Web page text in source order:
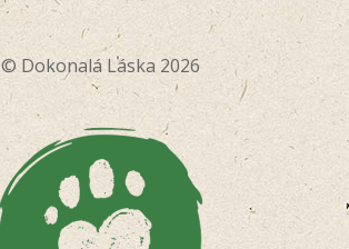
© Dokonalá Láska 2026